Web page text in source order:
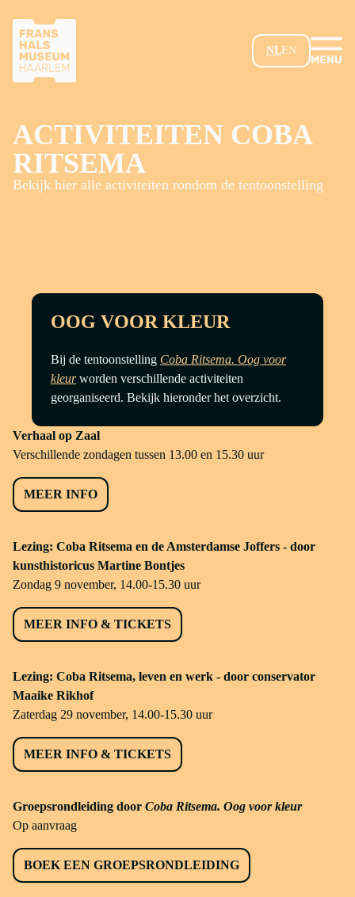
GA NAAR HOOFDINHOUD
NLEN
ACTIVITEITEN COBA
RITSEMA
Bekijk hier alle activiteiten rondom de tentoonstelling
OOG VOOR KLEUR
Bij de tentoonstelling Coba Ritsema. Oog voor
kleurworden verschillende activiteiten
georganiseerd. Bekijk hieronder het overzicht.
Verhaal op Zaal
Verschillende zondagen tussen 13.00 en 15.30 uur
MEER INFO
Lezing: Coba Ritsema en de Amsterdamse Joffers - door
kunsthistoricus Martine Bontjes
Zondag 9 november, 14.00-15.30 uur
MEER INFO & TICKETS
Lezing: Coba Ritsema, leven en werk - door conservator
Maaike Rikhof
Zaterdag 29 november, 14.00-15.30 uur
MEER INFO & TICKETS
Groepsrondleiding door Coba Ritsema. Oog voor kleur
Op aanvraag
BOEK EEN GROEPSRONDLEIDING